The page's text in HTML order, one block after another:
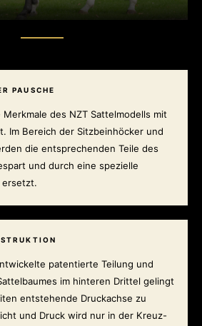
PAUSCHE
Merkmale des NZT Sattelmodells mit
Im Bereich der Sitzbeinhöcker und
die entsprechenden Teile des
und durch eine spezielle
ersetzt.
patentierte Teilung und
im hinteren Drittel gelingt
entstehende Druckachse zu
und Druck wird nur in der Kreuz-